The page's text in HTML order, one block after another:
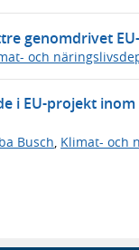
genomdrivet
och
i EU-projekt
Busch, Klimat- och